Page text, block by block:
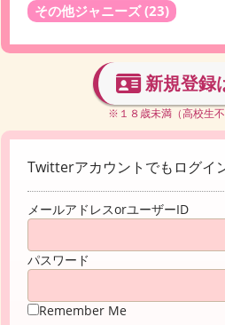
その他ジャニーズ(23)
新規登録
※１８歳未満（高校生
Twitterアカウントでもログイ
メールアドレスorユーザーID
パスワード
Remember Me